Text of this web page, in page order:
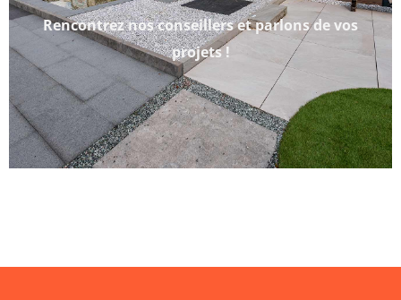
Rencontrez nos conseillers et parlons de vos
projets !